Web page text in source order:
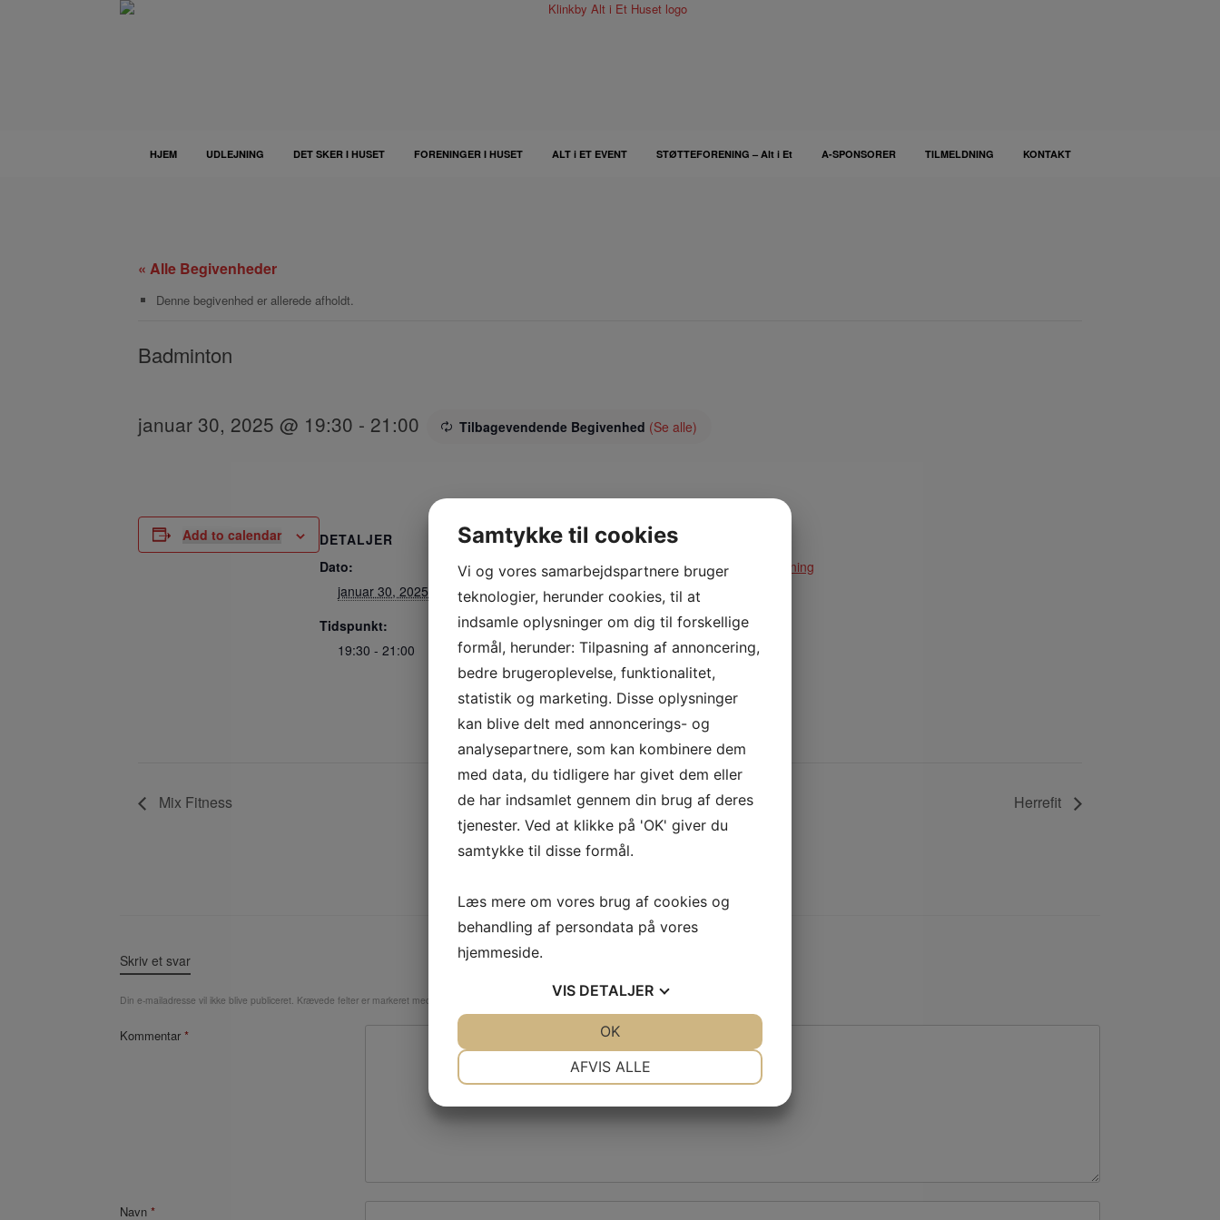
HJEM UDLEJNING DET SKER I HUSET FORENINGER I HUSET ALT i ET EVENT STØTTEFORENING – Alt i Et A-SPONSORER TILMELDNING KONTAKT
« Alle Begivenheder
Denne begivenhed er allerede afholdt.
Badminton
januar 30, 2025 @ 19:30 - 21:00 Tilbagevendende Begivenhed (Se alle)
Add to calendar
DETALJER
Dato:
januar 30, 2025
Tidspunkt:
19:30 - 21:00
STED
Hallen
Nejrupvej 2, 7620
Lemvig
Lemvig, 7620 Danmark
+ Google Maps
Telefon:
29638527
ARRANGØR
Klinkby Idrætsforening
Mix Fitness Herrefit
Skriv et svar
Din e-mailadresse vil ikke blive publiceret. Krævede felter er markeret med
Kommentar *
Navn *
Samtykke til cookies
Vi og vores samarbejdspartnere bruger
teknologier, herunder cookies, til at
indsamle oplysninger om dig til forskellige
formål, herunder: Tilpasning af annoncering,
bedre brugeroplevelse, funktionalitet,
statistik og marketing. Disse oplysninger
kan blive delt med annoncerings- og
analysepartnere, som kan kombinere dem
med data, du tidligere har givet dem eller
de har indsamlet gennem din brug af deres
tjenester. Ved at klikke på 'OK' giver du
samtykke til disse formål.
Læs mere om vores brug af cookies og
behandling af persondata på vores
hjemmeside.
VIS DETALJER
AFVIS ALLE
OK